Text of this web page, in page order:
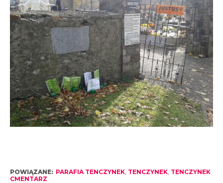
POWIĄZANE: PARAFIA TENCZYNEK, TENCZYNEK, TENCZYNEK
CMENTARZ